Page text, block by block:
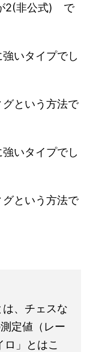
2(非公式) で
いタイプでし
という方法で
いタイプでし
という方法で
、チェスな
定値（レー
」とはこ